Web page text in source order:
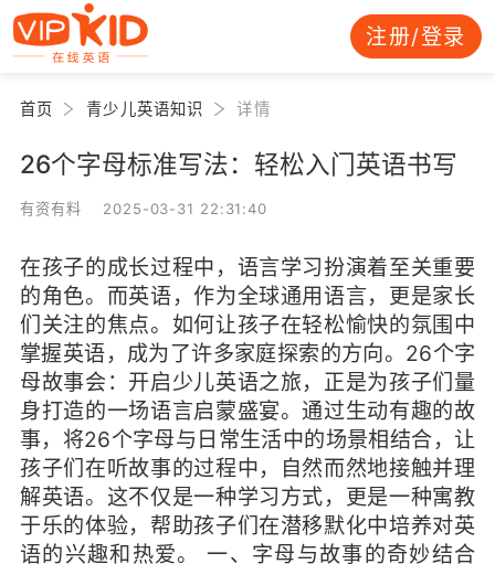
注册/登录
首页 青少儿英语知识 详情
26个字母标准写法：轻松入门英语书写
有资有料 2025-03-31 22:31:40
在孩子的成长过程中，语言学习扮演着至关重要
的角色。而英语，作为全球通用语言，更是家长
们关注的焦点。如何让孩子在轻松愉快的氛围中
掌握英语，成为了许多家庭探索的方向。26个字
母故事会：开启少儿英语之旅，正是为孩子们量
身打造的一场语言启蒙盛宴。通过生动有趣的故
事，将26个字母与日常生活中的场景相结合，让
孩子们在听故事的过程中，自然而然地接触并理
解英语。这不仅是一种学习方式，更是一种寓教
于乐的体验，帮助孩子们在潜移默化中培养对英
语的兴趣和热爱。 一、字母与故事的奇妙结合